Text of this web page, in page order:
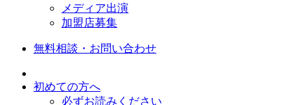
メディア出演
加盟店募集
無料相談・お問い合わせ
初めての方へ
必ずお読みください